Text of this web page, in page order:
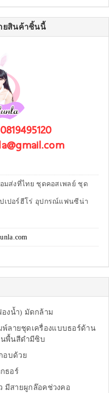
ยสินค้าชิ้นนี้
ส่งที่ไทย ชุดคอสเพลย์ ชุด
ปอร์ฮีโร่ อุปกรณ์แฟนซีน่า
งน้ำ) มัดกล้าม
ลายชุดเครื่องแบบธอร์ด้าน
พื้นสีดำมีซิบ
อบด้วย
ธอร์
มีสายผูกล๊อคช่วงคอ